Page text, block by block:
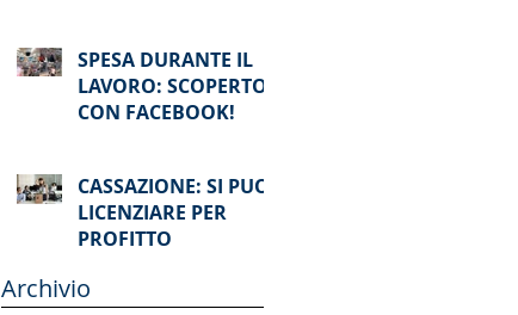
SPESA DURANTE IL
LAVORO: SCOPERTO
CON FACEBOOK!
CASSAZIONE: SI PUO’
LICENZIARE PER
PROFITTO
Archivio